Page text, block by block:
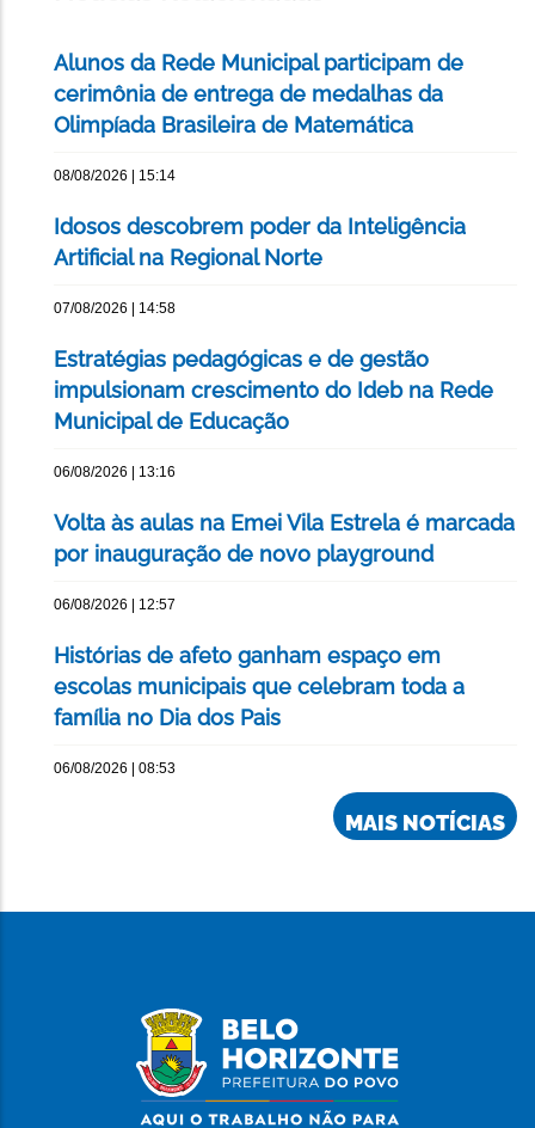
Alunos da Rede Municipal participam de
cerimônia de entrega de medalhas da
Olimpíada Brasileira de Matemática
08/08/2026 | 15:14
Idosos descobrem poder da Inteligência
Artificial na Regional Norte
07/08/2026 | 14:58
Estratégias pedagógicas e de gestão
impulsionam crescimento do Ideb na Rede
Municipal de Educação
06/08/2026 | 13:16
Volta às aulas na Emei Vila Estrela é marcada
por inauguração de novo playground
06/08/2026 | 12:57
Histórias de afeto ganham espaço em
escolas municipais que celebram toda a
família no Dia dos Pais
06/08/2026 | 08:53
MAIS NOTÍCIAS